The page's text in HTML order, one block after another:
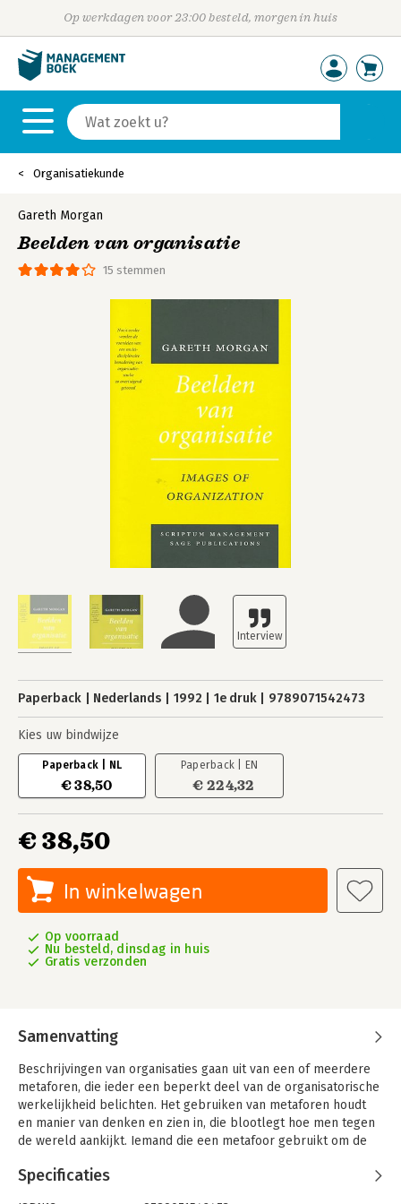
Op werkdagen voor 23:00 besteld, morgen in huis
Organisatiekunde
15 stemmen
Gareth Morgan
Beelden van organisatie
Paperback Nederlands 1992 1e druk 9789071542473
Kies uw bindwijze
Paperback | NL
€ 38,50
Paperback | EN
€ 224,32
€ 38,50
In winkelwagen
Op voorraad
Nu besteld, dinsdag in huis
Gratis verzonden
Samenvatting
Beschrijvingen van organisaties gaan uit van een of meerdere
metaforen, die ieder een beperkt deel van de organisatorische
werkelijkheid belichten. Het gebruiken van metaforen houdt
en manier van denken en zien in, die blootlegt hoe men tegen
de wereld aankijkt. Iemand die een metafoor gebruikt om de
beeld is van Y. Daarbij worden de gemeenschappelijke
Specificaties